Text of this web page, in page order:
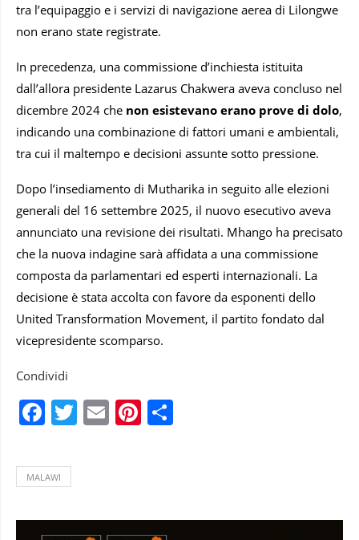
tra l’equipaggio e i servizi di navigazione aerea di Lilongwe
non erano state registrate.
In precedenza, una commissione d’inchiesta istituita
dall’allora presidente Lazarus Chakwera aveva concluso nel
dicembre 2024 che non esistevano erano prove di dolo,
indicando una combinazione di fattori umani e ambientali,
tra cui il maltempo e decisioni assunte sotto pressione.
Dopo l’insediamento di Mutharika in seguito alle elezioni
generali del 16 settembre 2025, il nuovo esecutivo aveva
annunciato una revisione dei risultati. Mhango ha precisato
che la nuova indagine sarà affidata a una commissione
composta da parlamentari ed esperti internazionali. La
decisione è stata accolta con favore da esponenti dello
United Transformation Movement, il partito fondato dal
vicepresidente scomparso.
Condividi
Facebook
Twitter
EmailPinterest
MALAWI